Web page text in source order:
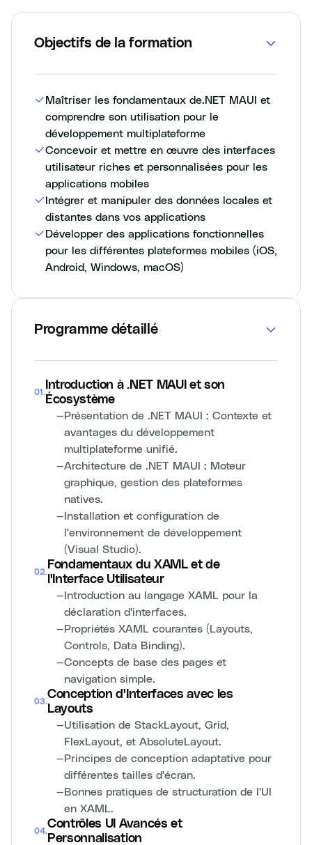
Objectifs de la formation
Maîtriser les fondamentaux de.NET MAUI et
comprendre son utilisation pour le
développement multiplateforme
Concevoir et mettre en œuvre des interfaces
utilisateur riches et personnalisées pour les
applications mobiles
Intégrer et manipuler des données locales et
distantes dans vos applications
Développer des applications fonctionnelles
pour les différentes plateformes mobiles (iOS,
Android, Windows, macOS)
Programme détaillé
01 .
Introduction à .NET MAUI et son
Écosystème
—Présentation de .NET MAUI : Contexte et
avantages du développement
multiplateforme unifié.
—Architecture de .NET MAUI : Moteur
graphique, gestion des plateformes
natives.
—Installation et configuration de
l'environnement de développement
(Visual Studio).
02.
Fondamentaux du XAML et de
l'Interface Utilisateur
—Introduction au langage XAML pour la
déclaration d'interfaces.
—Propriétés XAML courantes (Layouts,
Controls, Data Binding).
—Concepts de base des pages et
navigation simple.
03.
Conception d'Interfaces avec les
Layouts
—Utilisation de StackLayout, Grid,
FlexLayout, et AbsoluteLayout.
—Principes de conception adaptative pour
différentes tailles d'écran.
—Bonnes pratiques de structuration de l'UI
en XAML.
04.
Contrôles UI Avancés et
Personnalisation